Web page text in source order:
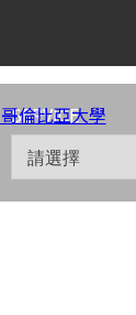
SERVICE